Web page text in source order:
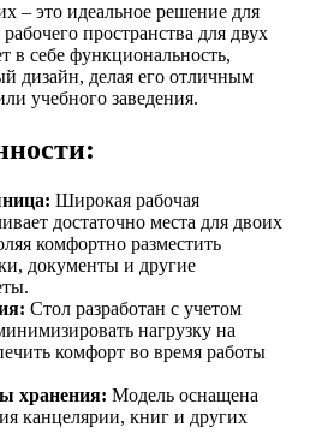
– это идеальное решение для
пространства для двух
в себе функциональность,
дизайн, делая его отличным
учебного заведения.
Широкая рабочая
достаточно места для двоих
комфортно разместить
документы и другие
Стол разработан с учетом
нагрузку на
комфорт во время работы
хранения: Модель оснащена
канцелярии, книг и других